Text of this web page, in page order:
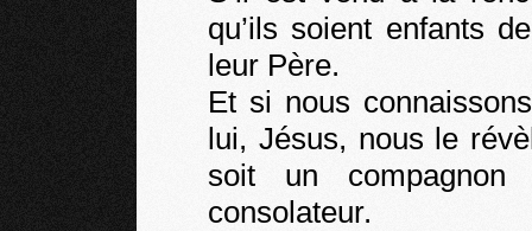
qu’ils soient enfants
leur Père.
Et si nous
lui, Jésus, nous le
soit un
consolateur.